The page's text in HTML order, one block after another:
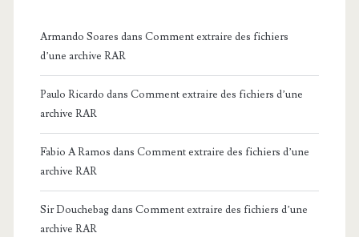
Armando Soares dans Comment extraire des fichiers
d’une archive RAR
Paulo Ricardo dans Comment extraire des fichiers d’une
archive RAR
Fabio A Ramos dans Comment extraire des fichiers d’une
archive RAR
Sir Douchebagdans Comment extraire des fichiers d’une
archive RAR